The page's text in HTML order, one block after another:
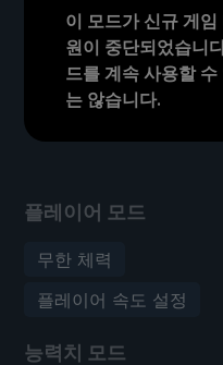
이 모드가 신규 게
원이 중단되었습니
드를 계속 사용할
는 않습니다.
플레이어 모드
무한 체력
플레이어 속도 설정
능력치 모드